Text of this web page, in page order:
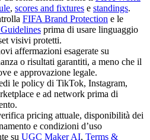
, scores and fixtures e standings.
FIFA Brand Protection e le
prima di usare linguaggio
visivi protetti.
affermazioni esagerate su
o risultati garantiti, a meno che il
e approvazione legale.
le policy di TikTok, Instagram,
e ad network prima di
pricing attuale, disponibilità dei
e condizioni d’uso
su UGC Maker AI, Terms &